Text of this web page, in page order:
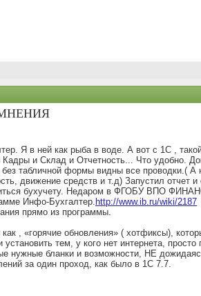
МНЕНИЯ
Я в ней как рыба в воде. А вот с 1С ,
и Склад и Отчетность... Что удобно.
табличной формы видны все проводки.(
движение средств и т.д) Запустил отчет и
бухучету. Недаром в ФГОБУ
Инфо-Бухгалтер. http://www.ib.ru/wiki/2187
прямо из программы.
, «горячие обновления» ( хотфиксы),
тем, у кого нет интернета,
нужные бланки и возможности, НЕ
за один проход, как было в 1С 7.7.